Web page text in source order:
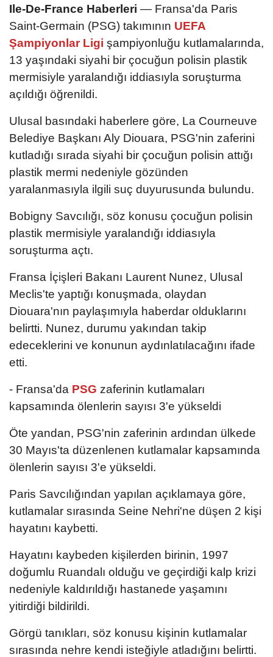
Ile-De-France Haberleri — Fransa'da Paris
Saint-Germain (PSG) takımının UEFA
Şampiyonlar Ligi şampiyonluğu kutlamalarında,
13 yaşındaki siyahi bir çocuğun polisin plastik
mermisiyle yaralandığı iddiasıyla soruşturma
açıldığı öğrenildi.
Ulusal basındaki haberlere göre, La Courneuve
Belediye Başkanı Aly Diouara, PSG'nin zaferini
kutladığı sırada siyahi bir çocuğun polisin attığı
plastik mermi nedeniyle gözünden
yaralanmasıyla ilgili suç duyurusunda bulundu.
Bobigny Savcılığı, söz konusu çocuğun polisin
plastik mermisiyle yaralandığı iddiasıyla
soruşturma açtı.
Fransa İçişleri Bakanı Laurent Nunez, Ulusal
Meclis'te yaptığı konuşmada, olaydan
Diouara'nın paylaşımıyla haberdar olduklarını
belirtti. Nunez, durumu yakından takip
edeceklerini ve konunun aydınlatılacağını ifade
etti.
- Fransa'da PSG zaferinin kutlamaları
kapsamında ölenlerin sayısı 3'e yükseldi
Öte yandan, PSG'nin zaferinin ardından ülkede
30 Mayıs'ta düzenlenen kutlamalar kapsamında
ölenlerin sayısı 3'e yükseldi.
Paris Savcılığından yapılan açıklamaya göre,
kutlamalar sırasında Seine Nehri'ne düşen 2 kişi
hayatını kaybetti.
Hayatını kaybeden kişilerden birinin, 1997
doğumlu Ruandalı olduğu ve geçirdiği kalp krizi
nedeniyle kaldırıldığı hastanede yaşamını
yitirdiği bildirildi.
Görgü tanıkları, söz konusu kişinin kutlamalar
sırasında nehre kendi isteğiyle atladığını belirtti.